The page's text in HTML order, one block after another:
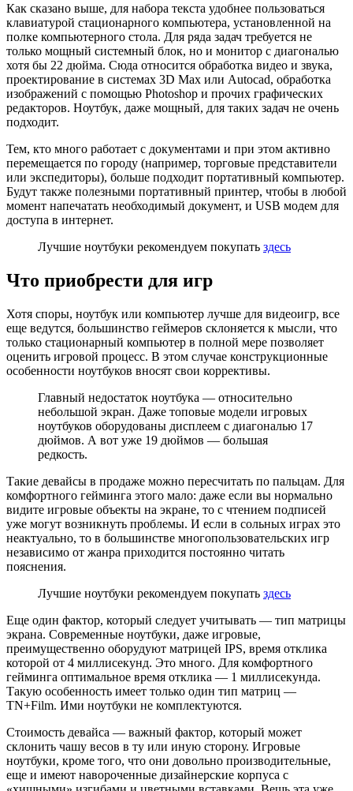
Как сказано выше, для набора текста удобнее пользоваться
клавиатурой стационарного компьютера, установленной на
полке компьютерного стола. Для ряда задач требуется не
только мощный системный блок, но и монитор с диагональю
хотя бы 22 дюйма. Сюда относится обработка видео и звука,
проектирование в системах 3D Max или Autocad, обработка
изображений с помощью Photoshop и прочих графических
редакторов. Ноутбук, даже мощный, для таких задач не очень
подходит.
Тем, кто много работает с документами и при этом активно
перемещается по городу (например, торговые представители
или экспедиторы), больше подходит портативный компьютер.
Будут также полезными портативный принтер, чтобы в любой
момент напечатать необходимый документ, и USB модем для
доступа в интернет.
Лучшие ноутбуки рекомендуем покупать здесь
Что приобрести для игр
Хотя споры, ноутбук или компьютер лучше для видеоигр, все
еще ведутся, большинство геймеров склоняется к мысли, что
только стационарный компьютер в полной мере позволяет
оценить игровой процесс. В этом случае конструкционные
особенности ноутбуков вносят свои коррективы.
Главный недостаток ноутбука — относительно
небольшой экран. Даже топовые модели игровых
ноутбуков оборудованы дисплеем с диагональю 17
дюймов. А вот уже 19 дюймов — большая
редкость.
Такие девайсы в продаже можно пересчитать по пальцам. Для
комфортного гейминга этого мало: даже если вы нормально
видите игровые объекты на экране, то с чтением подписей
уже могут возникнуть проблемы. И если в сольных играх это
неактуально, то в большинстве многопользовательских игр
независимо от жанра приходится постоянно читать
пояснения.
Лучшие ноутбуки рекомендуем покупать здесь
Еще один фактор, который следует учитывать — тип матрицы
экрана. Современные ноутбуки, даже игровые,
преимущественно оборудуют матрицей IPS, время отклика
которой от 4 миллисекунд. Это много. Для комфортного
гейминга оптимальное время отклика — 1 миллисекунда.
Такую особенность имеет только один тип матриц —
TN+Film. Ими ноутбуки не комплектуются.
Стоимость девайса — важный фактор, который может
склонить чашу весов в ту или иную сторону. Игровые
ноутбуки, кроме того, что они довольно производительные,
еще и имеют навороченные дизайнерские корпуса с